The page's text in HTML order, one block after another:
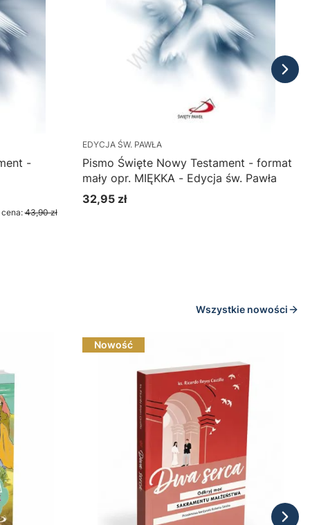
-
43,90 zł
EDYCJA ŚW. PAWŁA
Pismo Święte Nowy Testament - format
mały opr. MIĘKKA - Edycja św. Pawła
Cena
32,95 zł
Wszystkie nowości
Nowość